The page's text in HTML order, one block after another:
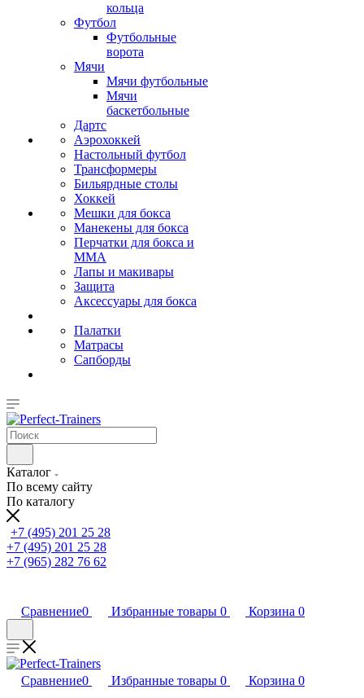
кольца
Футбол
Футбольные
ворота
Мячи
Мячи футбольные
Мячи
баскетбольные
Дартс
Аэрохоккей
Настольный футбол
Трансформеры
Бильярдные столы
Хоккей
Мешки для бокса
Манекены для бокса
Перчатки для бокса и
MMA
Лапы и макивары
Защита
Аксессуары для бокса
Палатки
Матрасы
Сапборды
Каталог
По всему сайту
По каталогу
+7 (495) 201 25 28
+7 (495) 201 25 28
+7 (965) 282 76 62
Сравнение0 Избранные товары 0 Корзина 0
Сравнение0 Избранные товары 0 Корзина 0